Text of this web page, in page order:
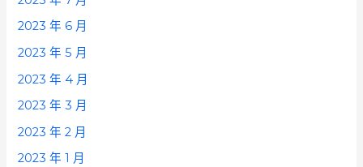
2023 年 6 月
2023 年 5 月
2023 年 4 月
2023 年 3 月
2023 年 2 月
2023 年 1 月